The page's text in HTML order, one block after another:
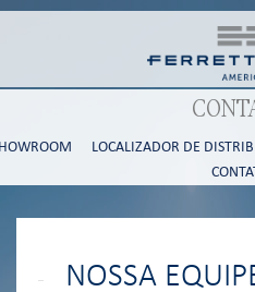
LOCALIZADOR DE
NOSSA